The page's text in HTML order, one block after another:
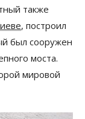
также
, построил
был сооружен
моста.
мировой